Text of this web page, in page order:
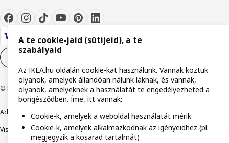
Cookie-beállítások
© Inter IKEA Systems B.V. 1999-2026
Adatvédelmi nyilatkozat Cookie szabályzatEgyütt a biztonságért
Visszaélés bejelentés Digitális akadálymentesítési nyilatkozat
A te cookie-jaid (sütijeid), a te
szabályaid
Az IKEA.hu oldalán cookie-kat használunk. Vannak köztük
olyanok, amelyek állandóan nálunk laknak, és vannak,
olyanok, amelyeknek a használatát te engedélyezheted a
böngésződben. Íme, itt vannak:
Cookie-k, amelyek a weboldal használatát mérik
Cookie-k, amelyek alkalmazkodnak az igényeidhez (pl.
megjegyzik a kosarad tartalmát)